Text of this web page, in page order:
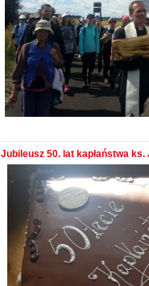
Jubileusz 50. lat kapłaństwa